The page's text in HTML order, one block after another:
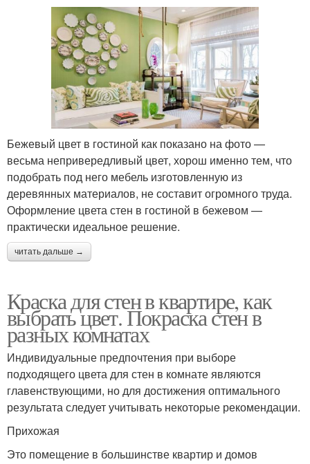
Бежевый цвет в гостиной как показано на фото —
весьма непривередливый цвет, хорош именно тем, что
подобрать под него мебель изготовленную из
деревянных материалов, не составит огромного труда.
Оформление цвета стен в гостиной в бежевом —
практически идеальное решение.
читать дальше →
Краска для стен в квартире, как
выбрать цвет. Покраска стен в
разных комнатах
Индивидуальные предпочтения при выборе
подходящего цвета для стен в комнате являются
главенствующими, но для достижения оптимального
результата следует учитывать некоторые рекомендации.
Прихожая
Это помещение в большинстве квартир и домов